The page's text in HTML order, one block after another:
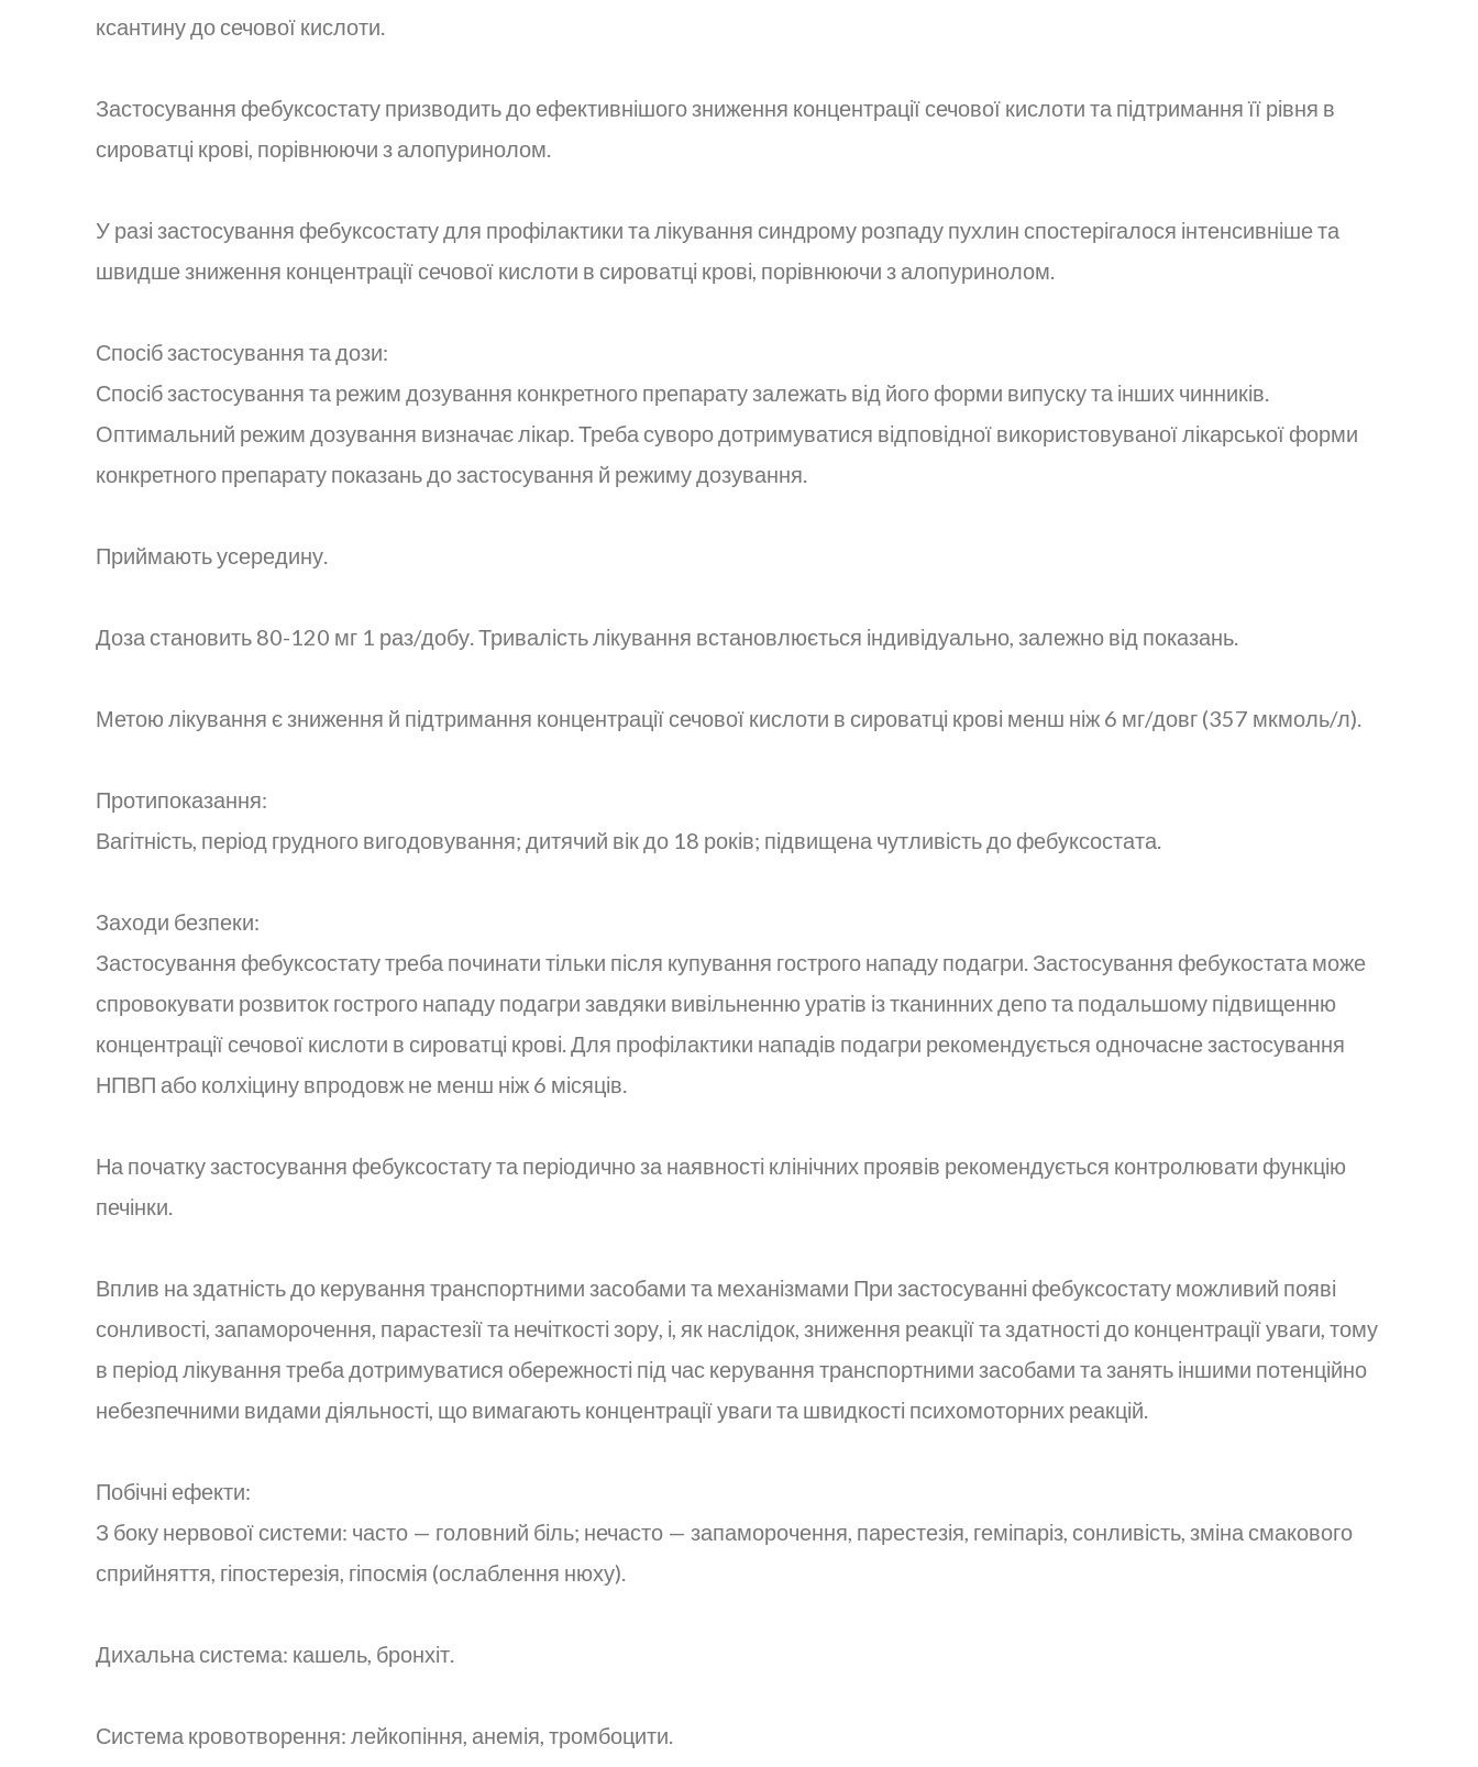
ксантину до сечової кислоти.
Застосування фебуксостату призводить до ефективнішого зниження концентрації сечової кислоти та підтримання її рівня в
сироватці крові, порівнюючи з алопуринолом.
У разі застосування фебуксостату для профілактики та лікування синдрому розпаду пухлин спостерігалося інтенсивніше та
швидше зниження концентрації сечової кислоти в сироватці крові, порівнюючи з алопуринолом.
Спосіб застосування та дози:
Спосіб застосування та режим дозування конкретного препарату залежать від його форми випуску та інших чинників.
Оптимальний режим дозування визначає лікар. Треба суворо дотримуватися відповідної використовуваної лікарської форми
конкретного препарату показань до застосування й режиму дозування.
Приймають усередину.
Доза становить 80-120 мг 1 раз/добу. Тривалість лікування встановлюється індивідуально, залежно від показань.
Метою лікування є зниження й підтримання концентрації сечової кислоти в сироватці крові менш ніж 6 мг/довг (357 мкмоль/л).
Протипоказання:
Вагітність, період грудного вигодовування; дитячий вік до 18 років; підвищена чутливість до фебуксостата.
Заходи безпеки:
Застосування фебуксостату треба починати тільки після купування гострого нападу подагри. Застосування фебукостата може
спровокувати розвиток гострого нападу подагри завдяки вивільненню уратів із тканинних депо та подальшому підвищенню
концентрації сечової кислоти в сироватці крові. Для профілактики нападів подагри рекомендується одночасне застосування
НПВП або колхіцину впродовж не менш ніж 6 місяців.
На початку застосування фебуксостату та періодично за наявності клінічних проявів рекомендується контролювати функцію
печінки.
Вплив на здатність до керування транспортними засобами та механізмами При застосуванні фебуксостату можливий появі
сонливості, запаморочення, парастезії та нечіткості зору, і, як наслідок, зниження реакції та здатності до концентрації уваги, тому
в період лікування треба дотримуватися обережності під час керування транспортними засобами та занять іншими потенційно
небезпечними видами діяльності, що вимагають концентрації уваги та швидкості психомоторних реакцій.
Побічні ефекти:
З боку нервової системи: часто — головний біль; нечасто — запаморочення, парестезія, геміпаріз, сонливість, зміна смакового
сприйняття, гіпостерезія, гіпосмія (ослаблення нюху).
Дихальна система: кашель, бронхіт.
Система кровотворення: лейкопіння, анемія, тромбоцити.